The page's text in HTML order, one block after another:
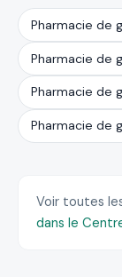
Pharmacie de
Pharmacie de
Pharmacie de
Pharmacie de
Voir toutes
dans le